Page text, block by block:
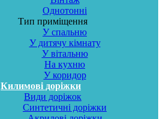
Однотонні
Тип приміщення
У спальню
У дитячу кімнату
У вітальню
На кухню
У коридор
Килимові доріжки
Види доріжок
Синтетичні доріжки